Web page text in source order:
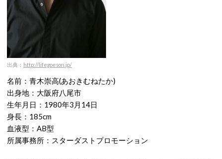
出典： http://lifegoeson.jp/
名前：青木崇高(あおきむねたか)
出身地：大阪府八尾市
生年月日：1980年3月14日
身長：185cm
血液型：AB型
所属事務所：スターダストプロモーション